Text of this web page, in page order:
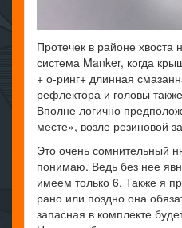
Протечек в районе
система Manker, когда
+ о-ринг+ длинная
рефлектора и головы
Вполне логично
месте», возле резиновой
Это очень сомнительный
понимаю. Ведь без нее
имеем только 6. Также я
рано или поздно она
запасная в комплекте